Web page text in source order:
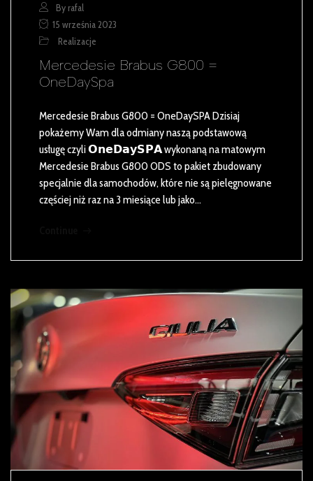
By rafal
15 września 2023
Realizacje
Mercedesie Brabus G800 =
OneDaySpa
Mercedesie Brabus G800 = OneDaySPA Dzisiaj
pokażemy Wam dla odmiany naszą podstawową
usługę czyli 𝗢𝗻𝗲𝗗𝗮𝘆𝗦𝗣𝗔 wykonaną na matowym
Mercedesie Brabus G800 ODS to pakiet zbudowany
specjalnie dla samochodów, które nie są pielęgnowane
częściej niż raz na 3 miesiące lub jako…